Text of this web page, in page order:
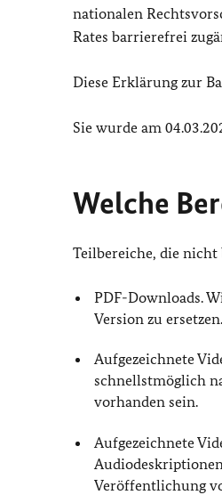
nationalen
Rates barrierefrei
Diese Erklärung zur
Sie wurde am
Welche
Teilbereiche, die
PDF-Downloads.
Version zu ersetzen.
Aufgezeichnete
schnellstmöglich
vorhanden sein.
Aufgezeichnete
Veröffentlichung